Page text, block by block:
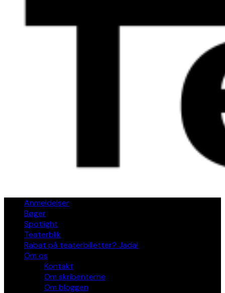
Anmeldelser
Bøger
Spotlight
Teaterblik
Rabat på teaterbilletter? Jada!
Om os
Kontakt
Om skribenterne
Om bloggen